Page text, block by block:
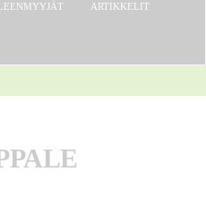
ARTIKKELIT